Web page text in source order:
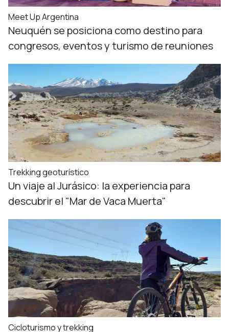
Meet Up Argentina
Neuquén se posiciona como destino para
congresos, eventos y turismo de reuniones
Trekking geoturístico
Un viaje al Jurásico: la experiencia para
descubrir el "Mar de Vaca Muerta"
Cicloturismo y trekking